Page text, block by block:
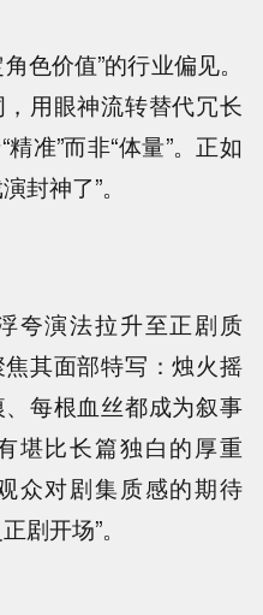
色价值”的行业偏见。
用眼神流转替代冗长
准”而非“体量”。正如
封神了”。
夸演法拉升至正剧质
其面部特写：烛火摇
每根血丝都成为叙事
堪比长篇独白的厚重
众对剧集质感的期待
剧开场”。